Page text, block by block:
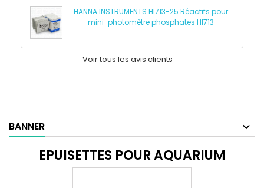
HANNA INSTRUMENTS HI713-25 Réactifs pour
mini-photomètre phosphates HI713
Voir tous les avis clients
BANNER
EPUISETTES POUR AQUARIUM